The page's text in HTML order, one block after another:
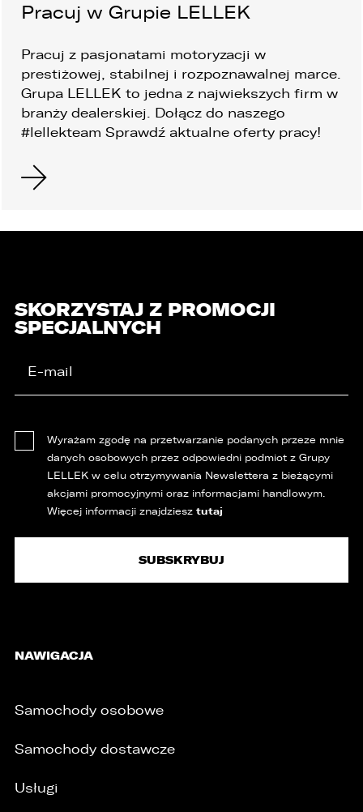
Pracuj w Grupie LELLEK
Pracuj z pasjonatami motoryzacji w
prestiżowej, stabilnej i rozpoznawalnej marce.
Grupa LELLEK to jedna z najwiekszych firm w
branży dealerskiej. Dołącz do naszego
#lellekteam Sprawdź aktualne oferty pracy!
SKORZYSTAJ Z PROMOCJI
SPECJALNYCH
Wyrażam zgodę na przetwarzanie podanych przeze mnie
danych osobowych przez odpowiedni podmiot z Grupy
LELLEK w celu otrzymywania Newslettera z bieżącymi
akcjami promocyjnymi oraz informacjami handlowym.
Więcej informacji znajdziesz tutaj
NAWIGACJA
Samochody osobowe
Samochody dostawcze
Usługi